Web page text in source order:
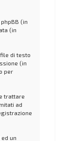
(in
(in
di testo
(in
per
trattare
ad
un